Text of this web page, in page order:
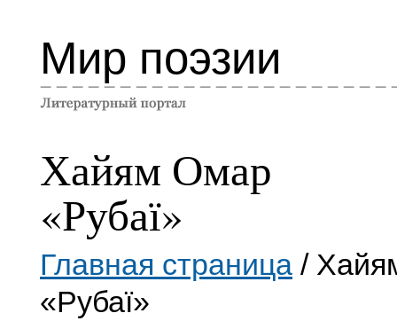
Мир поэзии
Хайям Омар
«Рубаї»
Главная страница /
«Рубаї»